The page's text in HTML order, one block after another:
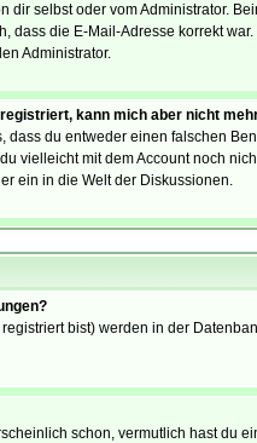
dir selbst oder vom Administrator.
dass die E-Mail-Adresse korrekt
Administrator.
kann mich aber nicht
dass du entweder einen falschen
vielleicht mit dem Account noch
ein in die Welt der Diskussionen.
bist) werden in der
schon, vermutlich hast du